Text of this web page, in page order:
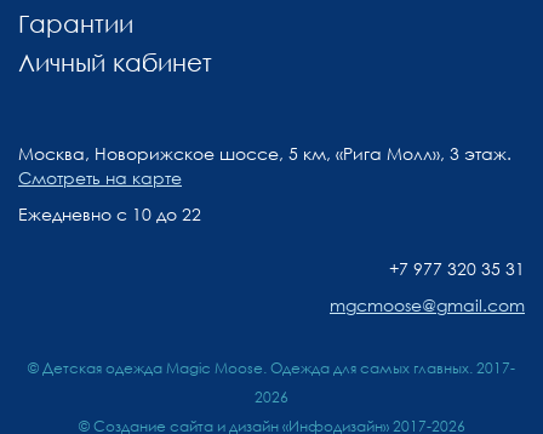
Гарантии
Личный кабинет
Москва, Новорижское шоссе, 5 км, «Рига Молл», 3 этаж.
Смотреть на карте
Ежедневно с 10 до 22
+7 977 320 35 31
mgcmoose@gmail.com
© Детская одежда Magic Moose. Одежда для самых главных. 2017-
2026
© Создание сайта и дизайн «Инфодизайн»2017-2026